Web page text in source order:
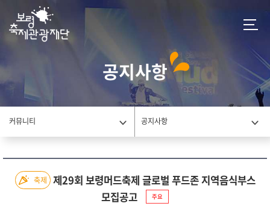
공지사항
커뮤니티 공지사항
축제 제29회 보령머드축제 글로벌 푸드존 지역음식부스
모집공고
주요